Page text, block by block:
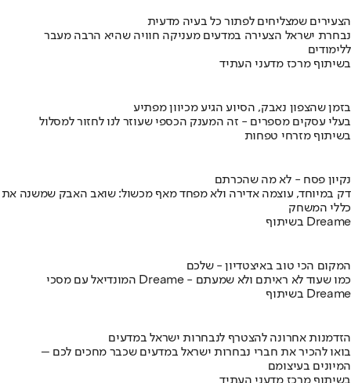
הצעירים שמצליחים לפתור כל בעיה מדעית
נבחרת ישראל הצעירה במדעים מעניקה חוויה שהיא הרבה מעבר
ללימודים
בשיתוף מרכז מדעני העתיד
בזמן שהצפון נאבק, הסיוע הגיע מכיוון מפתיע
בעלי עסקים מספרים - זה המענק הכספי שעוזר לנו לחזור למסלול
בשיתוף מזרחי טפחות
נקיון פסח - לא מה שהכרתם
דק במיוחד, עוצמה אדירה ולא מפחד מאף מכשול: שואב האבק שמשנה את
כללי המשחק
בשיתוף Dreame
המקום הכי טוב באיצטדיון - שלכם
המונדיאל עם מסכי Dreame - כמו שעוד לא ראיתם ולא שמעתם
בשיתוף Dreame
הזדמנות אחרונה להצטרף לנבחרות ישראל במדעים
בואו להכיר את חברי נבחרות ישראל במדעים שכבר מחכים לכם –
המיונים בעיצומם